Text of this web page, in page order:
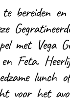
te bereiden
met Vega
Feta.
lunch
voor het